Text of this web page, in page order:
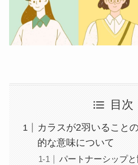
目次
カラスが2羽いること
的な意味について
パートナーシップ